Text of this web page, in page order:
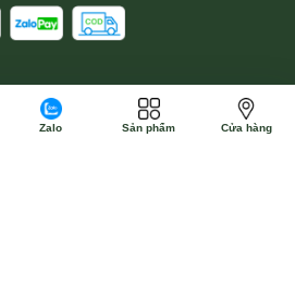
Zalo Sản phẩm Cửa hàng